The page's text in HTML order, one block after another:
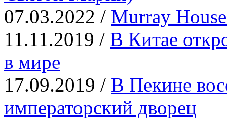
07.03.2022 / Murray
11.11.2019 / В Китае
в мире
17.09.2019 / В Пекине
императорский дворец